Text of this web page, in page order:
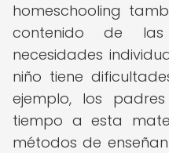
homeschooling
contenido de
necesidades
niño tiene
ejemplo, los
tiempo a esta
métodos de